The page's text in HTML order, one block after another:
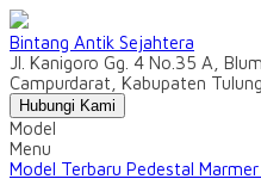
Bintang Antik Sejahtera
Jl. Kanigoro Gg. 4 No.35 A,
Campurdarat, Kabupaten
Hubungi Kami
Model
Menu
Model Terbaru Pedestal